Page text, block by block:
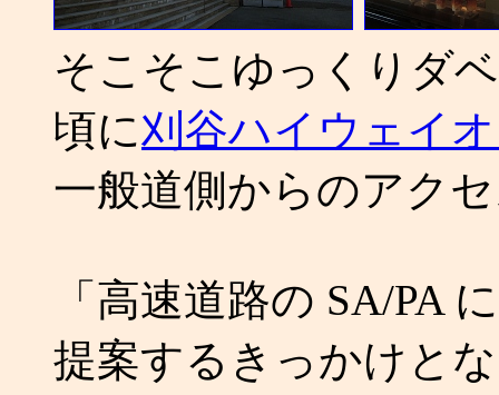
そこそこゆっくりダ
頃に刈谷ハイウェイ
一般道側からのアク
「高速道路の SA/PA
提案するきっかけと